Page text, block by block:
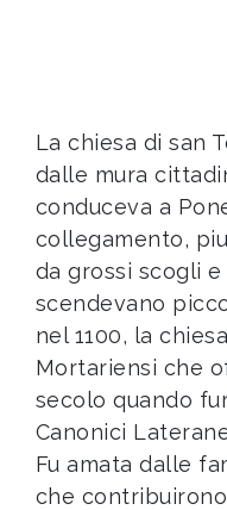
La chiesa di san
dalle mura
conduceva a
collegamento,
da grossi scogli
scendevano
nel 1100, la
Mortariensi che
secolo quando
Canonici
Fu amata dalle
che